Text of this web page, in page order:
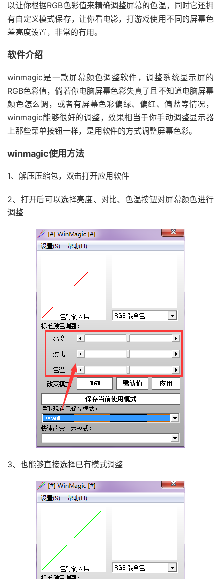
以让你根据RGB色彩值来精确调整屏幕的色温，同时它还拥
有自定义模式保存，让你看电影，打游戏使用不同的屏幕色
差亮度设置，非常的有用。
软件介绍
winmagic是一款屏幕颜色调整软件，调整系统显示屏的
RGB色彩值，倘若你电脑屏幕色彩失真了且不知道电脑屏幕
颜色怎么调，或者有屏幕色彩偏绿、偏红、偏蓝等情况，
winmagic能够很好的调整，效果相当于你手动调整显示器
上那些菜单按钮一样，是用软件的方式调整屏幕色彩。
winmagic使用方法
1、解压压缩包，双击打开应用软件
2、打开后可以选择亮度、对比、色温按钮对屏幕颜色进行
调整
3、也能够直接选择已有模式调整